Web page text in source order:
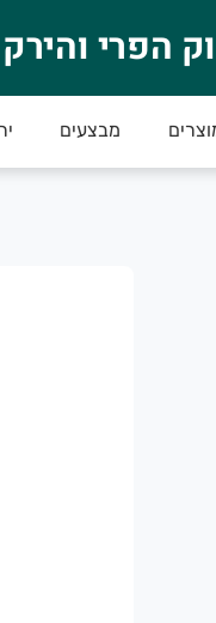
- של יגאל
פרימיום – הכי
– הכל ברמה
– כדי שתהיו
הפרי
מבצעים